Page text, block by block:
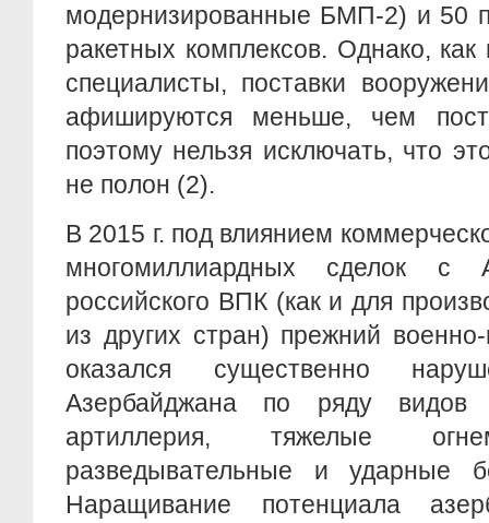
модернизированные БМП-2) и 50
ракетных комплексов. Однако, как
специалисты, поставки
афишируются меньше, чем
поэтому нельзя исключать, что
не полон (2).
В 2015 г. под влиянием
многомиллиардных сделок с
российского ВПК (как и для
из других стран) прежний
оказался существенно
Азербайджана по ряду видов
артиллерия, тяжелые
разведывательные и ударные
Наращивание потенциала